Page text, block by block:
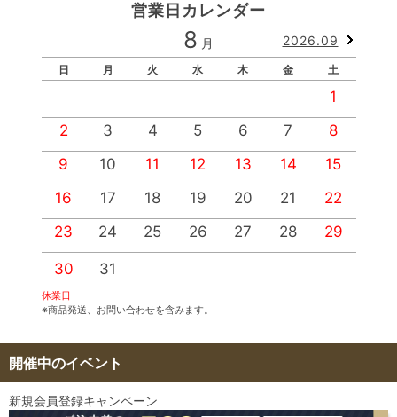
営業日カレンダー
8 月 2026.09
日 月 火 水 木 金 土
1
2
3 4 5 6 7
8
9
10 11 12 13 14
15
16
17 18 19 20 21
22
23
24 25 26 27 28 29
30 31
休業日
※商品発送、お問い合わせを含みます。
開催中のイベント
新規会員登録キャンペーン